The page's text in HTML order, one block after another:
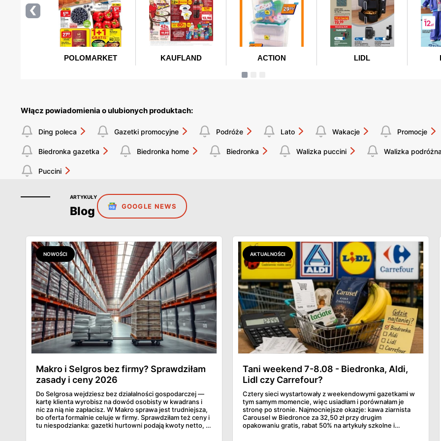
Włącz powiadomienia o ulubionych produktach:
Ding poleca Gazetki promocyjne Podróże Lato Wakacje Promocje
Biedronka gazetka Biedronka home Biedronka Walizka puccini Walizka
Puccini
ARTYKUŁY
Blog GOOGLE NEWS
NOWOŚCI
Makro i Selgros bez firmy? Sprawdziłam
zasady i ceny 2026
Do Selgrosa wejdziesz bez działalności gospodarczej —
kartę klienta wyrobisz na dowód osobisty w kwadrans i
nic za nią nie zapłacisz. W Makro sprawa jest trudniejsza,
bo oferta formalnie celuje w firmy. Sprawdziłam też ceny i
tu niespodzianka: gazetki hurtowni podają kwoty netto, a
AKTUALNOŚCI
Tani weekend 7-8.08 - Biedronka, Aldi,
Lidl czy Carrefour?
Cztery sieci wystartowały z weekendowymi gazetkami w
tym samym momencie, więc usiadłam i porównałam je
stronę po stronie. Najmocniejsze okazje: kawa ziarnista
Carousel w Biedronce za 32,50 zł przy drugim
opakowaniu gratis, rabat 50% na artykuły szkolne i